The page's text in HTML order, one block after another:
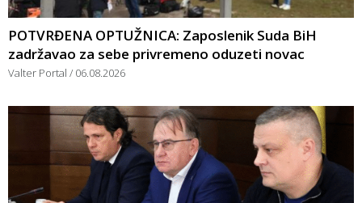
POTVRĐENA OPTUŽNICA: Zaposlenik Suda BiH
zadržavao za sebe privremeno oduzeti novac
Valter Portal 06.08.2026